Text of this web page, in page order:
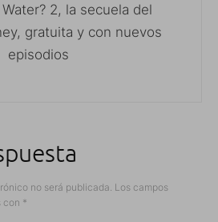
Water? 2, la secuela del
gratuita y con nuevos
episodios
no será publicada. Los campos
con *